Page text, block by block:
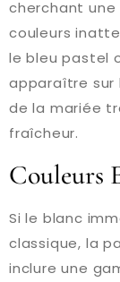
cherchant
couleurs
le bleu pastel
apparaître sur
de la mariée
fraîcheur.
Couleurs
Si le blanc
classique, la
inclure une